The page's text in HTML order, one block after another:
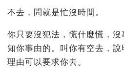
不去，問就是忙沒時間。
你只要沒犯法，慌什麼慌，
知你事由的。叫你有空去，
理由可以要求你去。